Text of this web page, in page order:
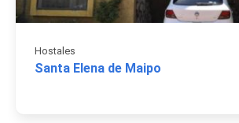
Hostales
Santa Elena de Maipo